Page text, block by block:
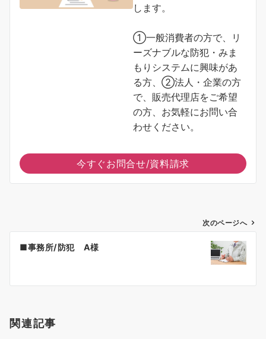
します。
①一般消費者の方で、リ
ーズナブルな防犯・みま
もりシステムに興味があ
る方、②法人・企業の方
で、販売代理店をご希望
の方、お気軽にお問い合
わせください。
今すぐお問合せ/資料請求
稿
ョ
次のページへ
■事務所/防犯 A様
関連記事